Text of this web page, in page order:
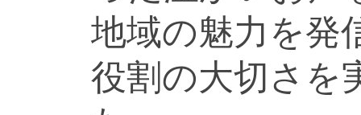
地域の魅力を発
役割の大切さを